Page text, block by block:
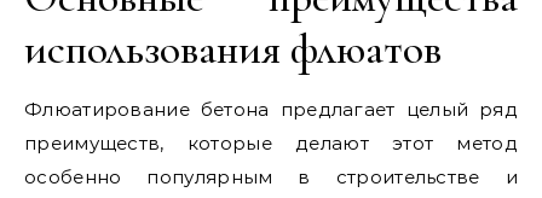
использования флюатов
Флюатирование бетона предлагает целый ряд
преимуществ, которые делают этот метод
особенно популярным в строительстве и